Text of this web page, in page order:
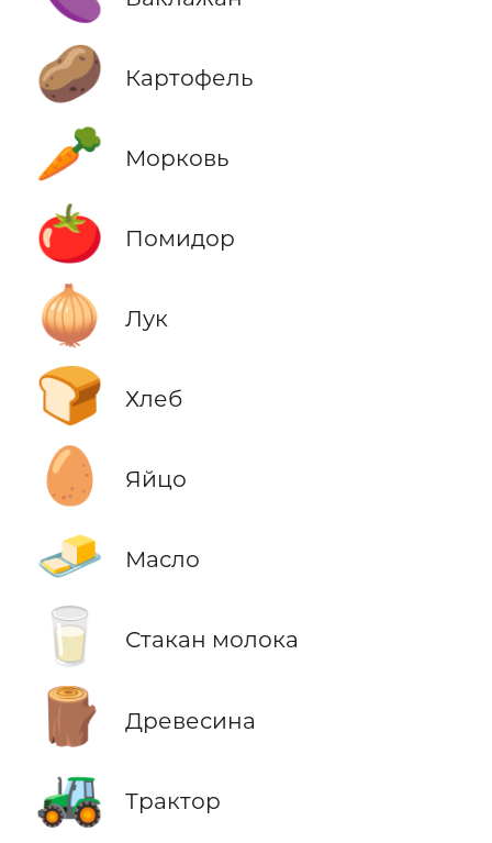
🥔 Картофель
🥕 Морковь
🍅 Помидор
🧅 Лук
🍞 Хлеб
🥚 Яйцо
🧈 Масло
🥛 Стакан молока
🪵 Древесина
🚜 Трактор